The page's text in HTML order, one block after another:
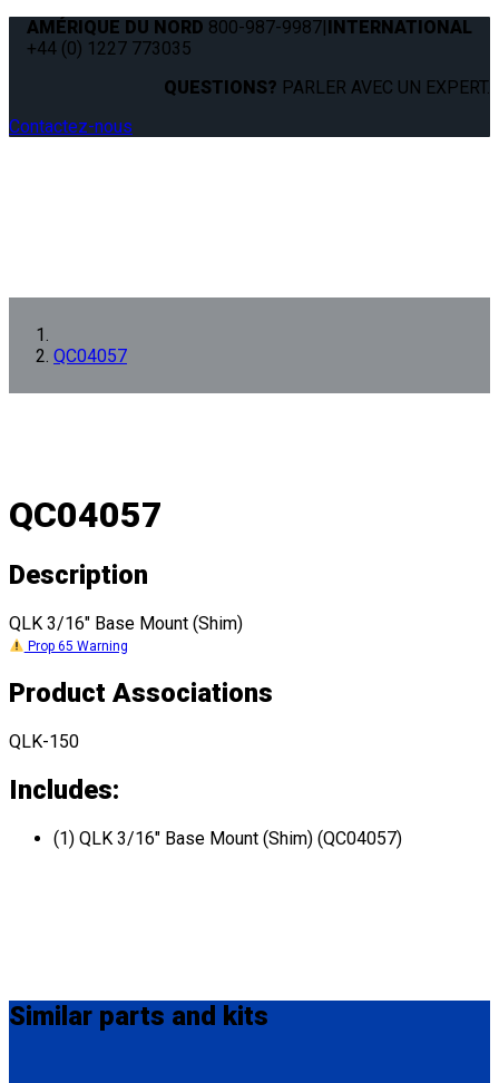
AMÉRIQUE DU NORD 800-987-9987|INTERNATIONAL
+44 (0) 1227 773035
QUESTIONS? PARLER AVEC UN EXPERT.
Contactez-nous
QC04057
QC04057
Description
QLK 3/16" Base Mount (Shim)
Prop 65 Warning
Product Associations
QLK-150
Includes:
(1) QLK 3/16" Base Mount (Shim) (QC04057)
Similar parts and kits